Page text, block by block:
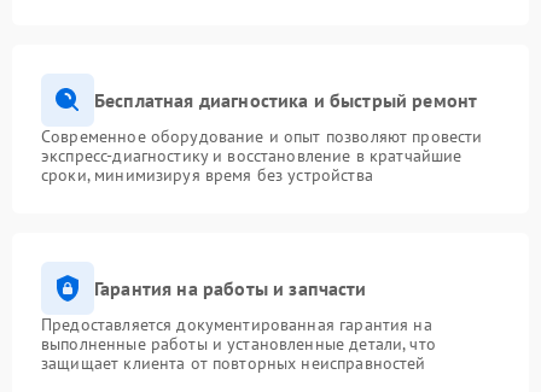
Бесплатная диагностика и быстрый ремонт
Современное оборудование и опыт позволяют провести
экспресс-диагностику и восстановление в кратчайшие
сроки, минимизируя время без устройства
Гарантия на работы и запчасти
Предоставляется документированная гарантия на
выполненные работы и установленные детали, что
защищает клиента от повторных неисправностей